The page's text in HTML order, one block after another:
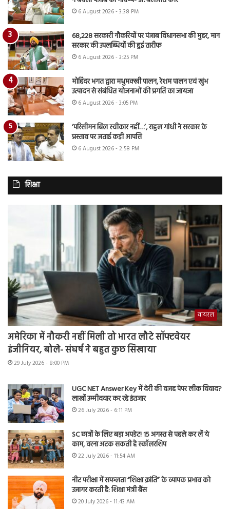
6 August 2026 - 3:38 PM
68,228 सरकारी नौकरियों पर पंजाब विधानसभा की मुहर, मान
सरकार की उपलब्धियों की हुई तारीफ
6 August 2026 - 3:25 PM
मोहिंदर भगत द्वारा मधुमक्खी पालन, रेशम पालन एवं खुंभ
उत्पादन से संबंधित योजनाओं की प्रगति का जायजा
6 August 2026 - 3:05 PM
‘परिसीमन बिल स्वीकार नहीं…’, राहुल गांधी ने सरकार के
प्रस्ताव पर जताई कड़ी आपत्ति
6 August 2026 - 2:58 PM
शिक्षा
वायरल
अमेरिका में नौकरी नहीं मिली तो भारत लौटे सॉफ्टवेयर
इंजीनियर, बोले- संघर्ष ने बहुत कुछ सिखाया
29 July 2026 - 8:00 PM
UGC NET Answer Key में देरी की वजह पेपर लीक विवाद?
लाखों उम्मीदवार कर रहे इंतजार
26 July 2026 - 6:11 PM
SC छात्रों के लिए बड़ा अपडेट! 15 अगस्त से पहले कर लें ये
काम, वरना अटक सकती है स्कॉलरशिप
22 July 2026 - 11:54 AM
नीट परीक्षा में सफलता “शिक्षा क्रांति” के व्यापक प्रभाव को
उजागर करती है: शिक्षा मंत्री बैंस
20 July 2026 - 11:43 AM